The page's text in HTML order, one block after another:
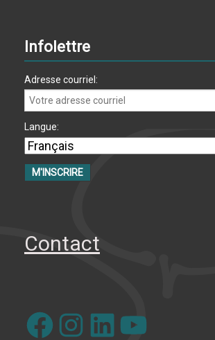
Infolettre
Adresse courriel:
Langue:
Contact
FacebookInstagramLinkedIn YouTube